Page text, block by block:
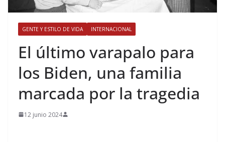
GENTE Y ESTILO DE VIDA INTERNACIONAL
​El último varapalo para
los Biden, una familia
marcada por la tragedia
12 junio 2024